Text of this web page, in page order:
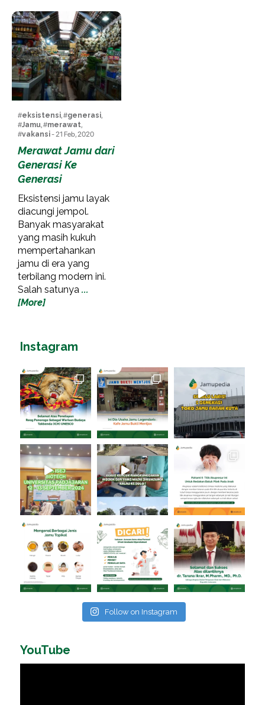
#eksistensi, #generasi,
#Jamu, #merawat,
#vakansi- 21 Feb, 2020
Merawat Jamu dari
Generasi Ke
Generasi
Eksistensi jamu layak
diacungi jempol.
Banyak masyarakat
yang masih kukuh
mempertahankan
jamu di era yang
terbilang modern ini.
Salah satunya ...
[More]
Instagram
Follow on Instagram
YouTube